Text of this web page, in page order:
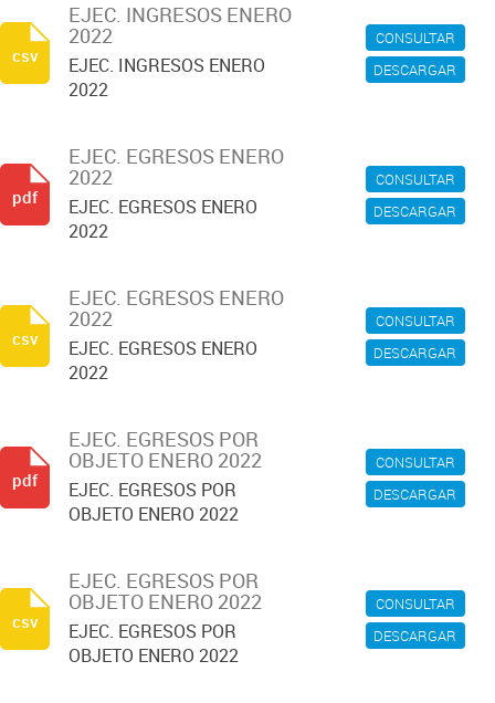
CONSULTAR
DESCARGAR
EJEC. INGRESOS ENERO
2022
EJEC. INGRESOS ENERO
2022
csv
CONSULTAR
DESCARGAR
EJEC. EGRESOS ENERO
2022
EJEC. EGRESOS ENERO
2022
pdf
CONSULTAR
DESCARGAR
EJEC. EGRESOS ENERO
2022
EJEC. EGRESOS ENERO
2022
csv
CONSULTAR
DESCARGAR
EJEC. EGRESOS POR
OBJETO ENERO 2022
EJEC. EGRESOS POR
OBJETO ENERO 2022
pdf
CONSULTAR
DESCARGAR
EJEC. EGRESOS POR
OBJETO ENERO 2022
EJEC. EGRESOS POR
OBJETO ENERO 2022
csv